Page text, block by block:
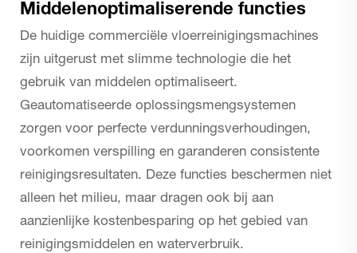
Middelenoptimaliserende functies
De huidige commerciële vloerreinigingsmachines
zijn uitgerust met slimme technologie die het
gebruik van middelen optimaliseert.
Geautomatiseerde oplossingsmengsystemen
zorgen voor perfecte verdunningsverhoudingen,
voorkomen verspilling en garanderen consistente
reinigingsresultaten. Deze functies beschermen niet
alleen het milieu, maar dragen ook bij aan
aanzienlijke kostenbesparing op het gebied van
reinigingsmiddelen en waterverbruik.